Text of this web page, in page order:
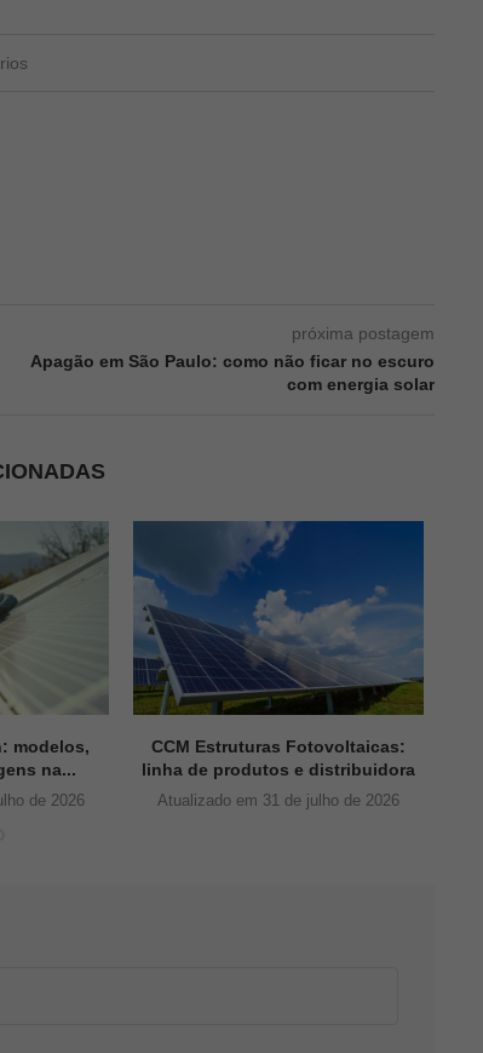
próxima postagem
Apagão em São Paulo: como não ficar no escuro
com energia solar
modelos,
na...
de 2026
CCM Estruturas Fotovoltaicas:
linha de produtos e distribuidora
Atualizado em 31 de julho de 2026